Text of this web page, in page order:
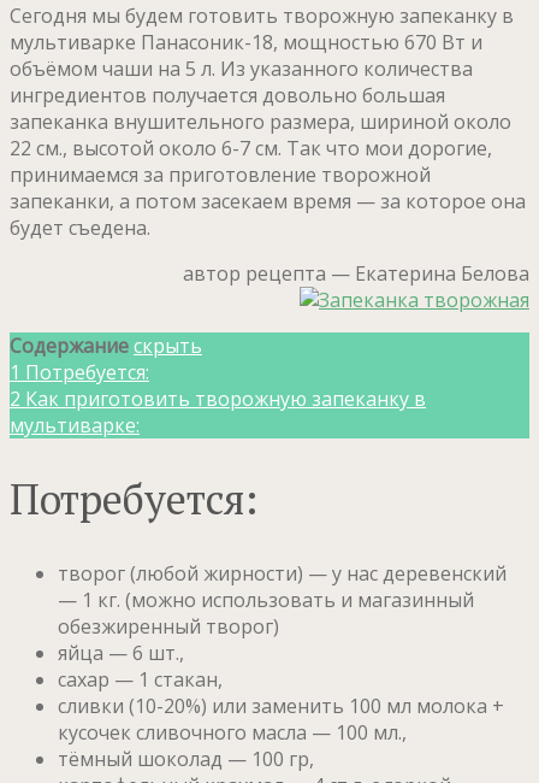
Сегодня мы будем готовить творожную запеканку в
мультиварке Панасоник-18, мощностью 670 Вт и
объёмом чаши на 5 л. Из указанного количества
ингредиентов получается довольно большая
запеканка внушительного размера, шириной около
22 см., высотой около 6-7 см. Так что мои дорогие,
принимаемся за приготовление творожной
запеканки, а потом засекаем время — за которое она
будет съедена.
автор рецепта — Екатерина Белова
Содержаниескрыть
1 Потребуется:
2 Как приготовить творожную запеканку в
мультиварке:
Потребуется:
творог (любой жирности) — у нас деревенский
— 1 кг. (можно использовать и магазинный
обезжиренный творог)
яйца — 6 шт.,
сахар — 1 стакан,
сливки (10-20%) или заменить 100 мл молока +
кусочек сливочного масла — 100 мл.,
тёмный шоколад — 100 гр,